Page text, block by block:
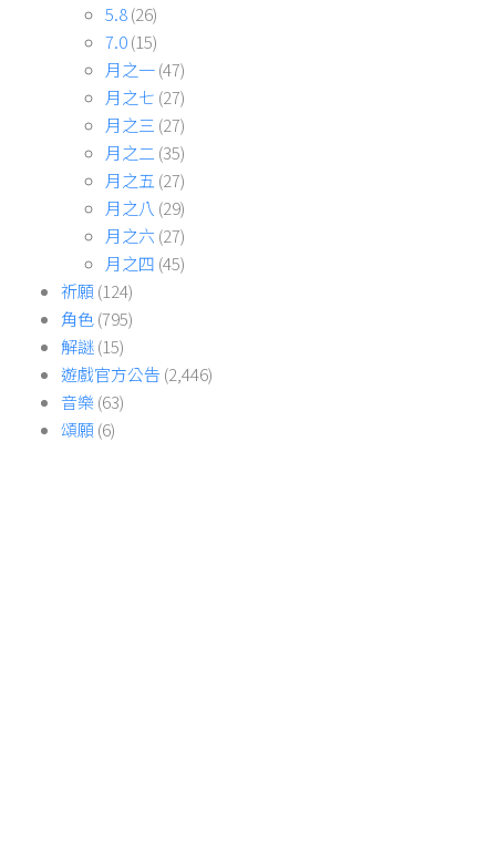
5.8(26)
7.0(15)
月之一(47)
月之七 (27)
月之三 (27)
月之二 (35)
月之五 (27)
月之八 (29)
月之六 (27)
月之四 (45)
祈願(124)
角色(795)
解謎(15)
遊戲官方公告 (2,446)
音樂 (63)
頌願(6)